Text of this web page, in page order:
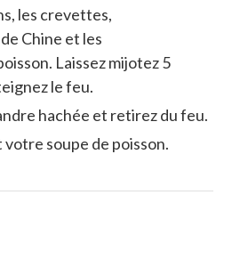
les crevettes,
Chine et les
Laissez mijotez 5
le feu.
hachée et retirez du feu.
soupe de poisson.